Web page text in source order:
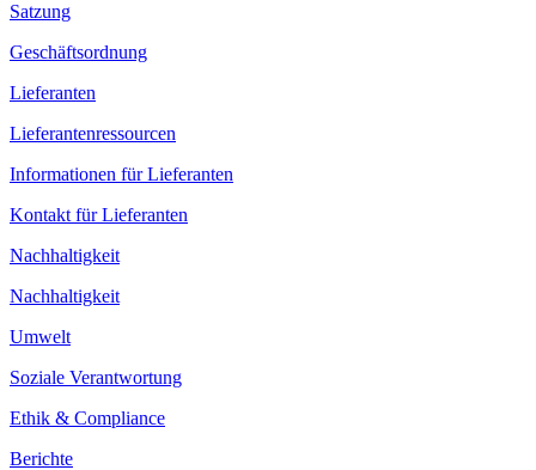
Satzung
Geschäftsordnung
Lieferanten
Lieferantenressourcen
Informationen für Lieferanten
Kontakt für Lieferanten
Nachhaltigkeit
Nachhaltigkeit
Umwelt
Soziale Verantwortung
Ethik & Compliance
Berichte